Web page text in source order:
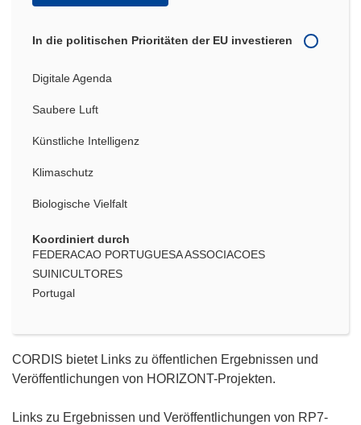
In die politischen Prioritäten der EU investieren
Digitale Agenda
Saubere Luft
Künstliche Intelligenz
Klimaschutz
Biologische Vielfalt
Koordiniert durch
FEDERACAO PORTUGUESA ASSOCIACOES
SUINICULTORES
Portugal
CORDIS bietet Links zu öffentlichen Ergebnissen und
Veröffentlichungen von HORIZONT-Projekten.
Links zu Ergebnissen und Veröffentlichungen von RP7-